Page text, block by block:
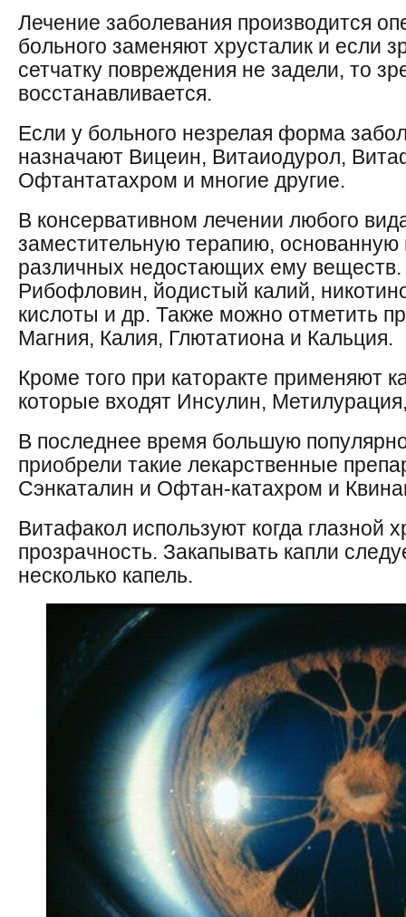
Лечение заболевания производится
больного заменяют хрусталик и если
сетчатку повреждения не задели, то
восстанавливается.
Если у больного незрелая форма
назначают Вицеин, Витаиодурол,
Офтантатахром и многие другие.
В консервативном лечении любого
заместительную терапию, основанную
различных недостающих ему веществ.
Рибофловин, йодистый калий,
кислоты и др. Также можно отметить
Магния, Калия, Глютатиона и Кальция.
Кроме того при каторакте применяют
которые входят Инсулин,
В последнее время большую
приобрели такие лекарственные
Сэнкаталин и Офтан-катахром и
Витафакол используют когда глазной
прозрачность. Закапывать капли
несколько капель.